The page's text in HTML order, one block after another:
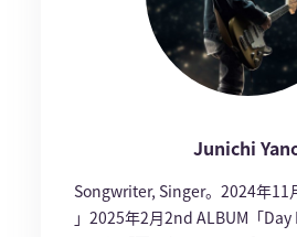
Junichi
Songwriter, Singer。2024年11
」2025年2月2nd ALBUM「Day